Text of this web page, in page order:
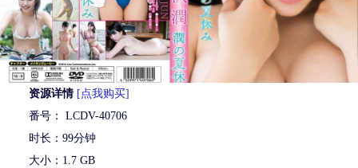
资源详情 [点我购买]
番号： LCDV-40706
时长：99分钟
大小：1.7 GB